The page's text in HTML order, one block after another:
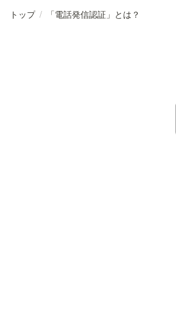
トップ / 「電話発信認証」とは？